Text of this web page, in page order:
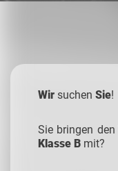
Wir suchen Sie!
Sie bringen den
Klasse B mit?